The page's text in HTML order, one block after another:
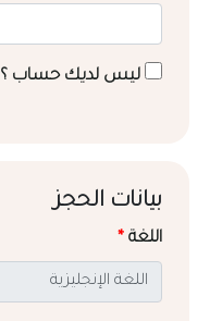
ليس لديك حساب ؟
بيانات الحجز
اللغة *